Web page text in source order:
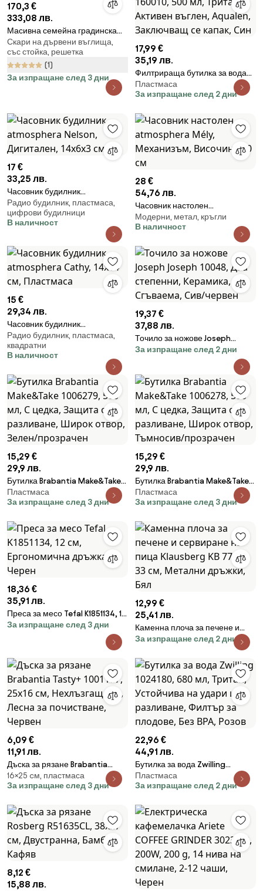
170,3 €
333,08 лв.
Масивна семейна градинска
скара
Скари на дървени въглища,
със стойка, решетка
(1)
За изпращане след 3 дни
17,99 €
35,19 лв.
Филтрираща бутилка за вода
Aquaphor City 160010, 500 мл,
Тритан, Активен въглен,
Син
Пластмаса
За изпращане след 2 дни
17 €
33,25 лв.
Часовник будилник
atmosphera Nelson, Дигитален,
14x6x3 см
Радио будилник, пластмаса,
цифрови будилници
В наличност
28 €
54,76 лв.
Часовник настолен
atmosphera Mély, Механизъм,
Височина 40 см
Модерни, метал, кръгли
В наличност
15 €
29,34 лв.
Часовник будилник
atmosphera Cathy, 14x14 см,
Пластмаса
Радио будилник, пластмаса,
квадратни
В наличност
19,37 €
37,88 лв.
Точило за ножове Joseph
Joseph 10048, Два степенни,
Керамика, Сгъваема, Сив/
червен
За изпращане след 2 дни
15,29 €
29,9 лв.
Бутилка Brabantia Make&Take
1006279, 500 мл, С цедка,
Защита от разливане, Широк
Пластмаса
За изпращане след 3 дни
15,29 €
29,9 лв.
Бутилка Brabantia Make&Take
1006278, 500 мл, С цедка,
Защита от разливане, Широк
Пластмаса
За изпращане след 3 дни
18,36 €
35,91 лв.
Преса за месо Tefal K1851134, 12
см, Ергономична дръжка,
За изпращане след 3 дни
12,99 €
25,41 лв.
Каменна плоча за печене и
сервиране на пица Klausberg
дръжки, Бял
За изпращане след 2 дни
6,09 €
11,91 лв.
Дъска за рязане Brabantia
Tasty+ 1001187, 25x16 см,
Нехлъзгаща се, Лесна за
16×25 cм, пластмаса
За изпращане след 3 дни
22,96 €
44,91 лв.
Бутилка за вода Zwilling
1024180, 680 мл, Тритан,
Устойчива на удари и
Без BPA, Розов
Пластмаса
За изпращане след 2 дни
8,12 €
15,88 лв.